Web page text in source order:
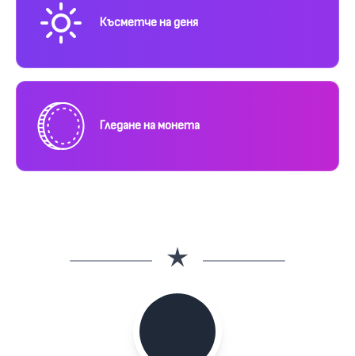
Късметче на деня
Гледане на монета